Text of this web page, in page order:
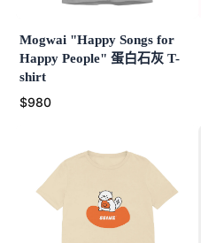
Mogwai "Happy Songs for
Happy People" 蛋白石灰 T-
shirt
$980